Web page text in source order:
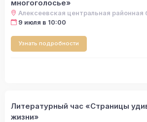
многоголосье»
Алексеевская центральная районная
9 июля в 10:00
Узнать подробности
Литературный час «Страницы
жизни»